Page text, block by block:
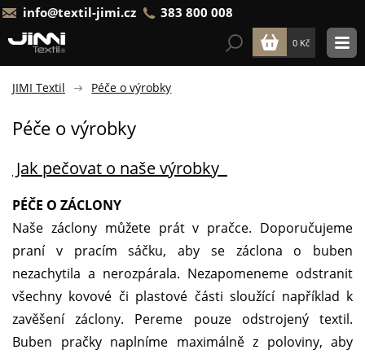
info@textil-jimi.cz 383 800 008
0 Kč
JIMI Textil Péče o výrobky
Péče o výrobky
Jak pečovat o naše výrobky
PÉČE O ZÁCLONY
Naše záclony můžete prát v pračce. Doporučujeme
praní v pracím sáčku, aby se záclona o buben
nezachytila a nerozpárala. Nezapomeneme odstranit
všechny kovové či plastové části sloužící například k
zavěšení záclony. Pereme pouze odstrojený textil.
Buben pračky naplníme maximálně z poloviny, aby